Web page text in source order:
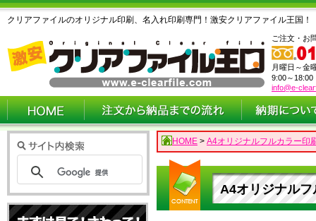
クリアファイルのオリジナル印刷、名入れ印刷専門！激安クリアファイル王国！
ご注文・お
月曜日～金
9:00～18:00
info@e-
HOME > A4オリジナルフルカラー印
A4オリジナル